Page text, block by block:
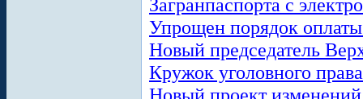
Упрощен порядок
Новый председатель
Кружок уголовного
Новый проект